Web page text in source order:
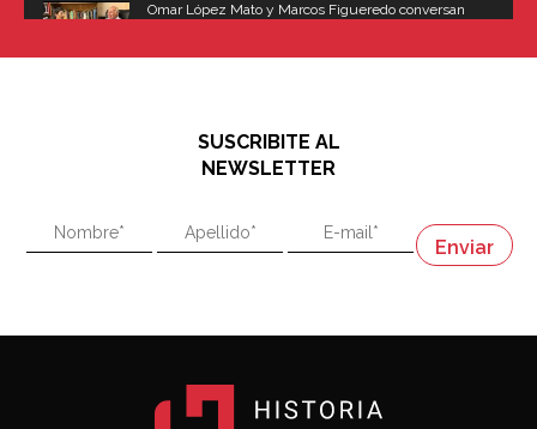
Omar López Mato y Marcos Figueredo conversan
"En política, la estupidez no es una desventaja"
"En política, la estupidez no es una desventaja"
Napoleón
SUSCRIBITE AL
NEWSLETTER